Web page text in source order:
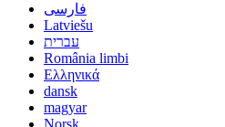
فارسی
Latviešu
עברית
România limbi
Ελληνικά
dansk
magyar
Norsk